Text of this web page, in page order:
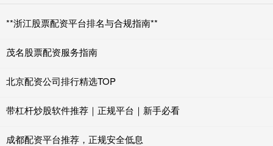
**浙江股票配资平台排名与合规指南**
茂名股票配资服务指南
北京配资公司排行精选TOP
带杠杆炒股软件推荐｜正规平台｜新手必看
成都配资平台推荐，正规安全低息